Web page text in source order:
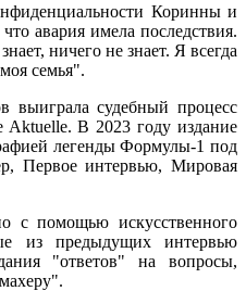
Коринны и
авария имела последствия.
ничего не знает. Я всегда
семья".
выиграла судебный процесс
Aktuelle. В 2023 году издание
легенды Формулы-1 под
Первое интервью, Мировая
с помощью искусственного
из предыдущих интервью
"ответов" на вопросы,